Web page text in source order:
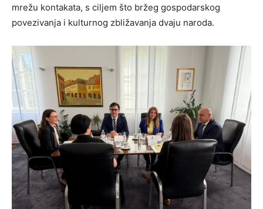
mrežu kontakata, s ciljem što bržeg gospodarskog
povezivanja i kulturnog zbližavanja dvaju naroda.